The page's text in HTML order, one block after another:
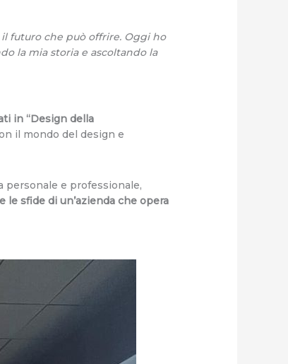
futuro che può offrire. Oggi ho
la mia storia e ascoltando la
in “Design della
il mondo del design e
personale e professionale,
sfide di un’azienda che opera